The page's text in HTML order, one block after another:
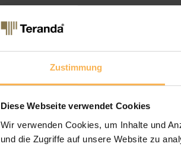
Zustimmung
Diese Webseite verwendet Cookies
Wir verwenden Cookies, um Inhalte und
und die Zugriffe auf unsere Website zu